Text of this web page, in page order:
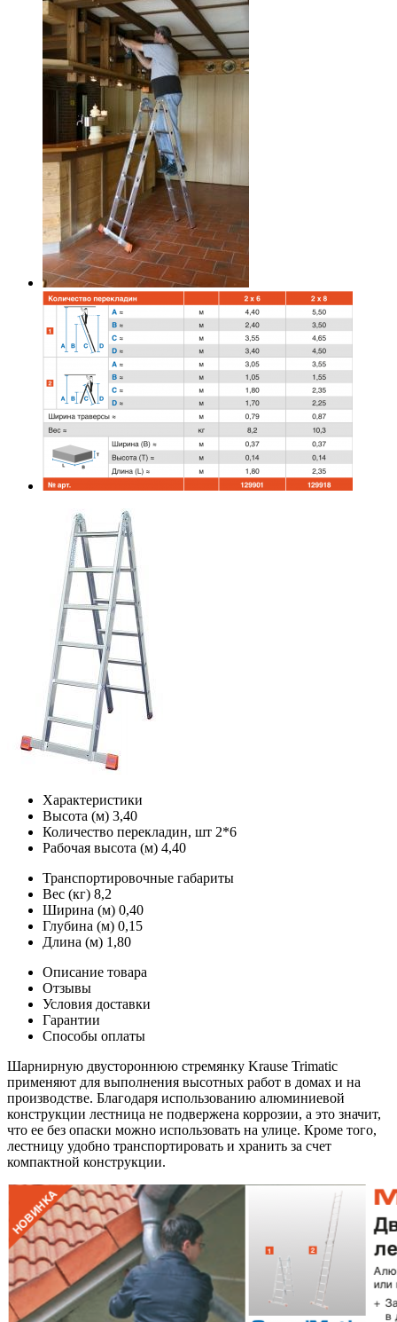
Характеристики
Высота (м) 3,40
Количество перекладин, шт 2*6
Рабочая высота (м) 4,40
Транспортировочные габариты
Вес (кг) 8,2
Ширина (м) 0,40
Глубина (м) 0,15
Длина (м) 1,80
Описание товара
Отзывы
Условия доставки
Гарантии
Способы оплаты
Шарнирную двустороннюю стремянку Krause Trimatic
применяют для выполнения высотных работ в домах и на
производстве. Благодаря использованию алюминиевой
конструкции лестница не подвержена коррозии, а это значит,
что ее без опаски можно использовать на улице. Кроме того,
лестницу удобно транспортировать и хранить за счет
компактной конструкции.